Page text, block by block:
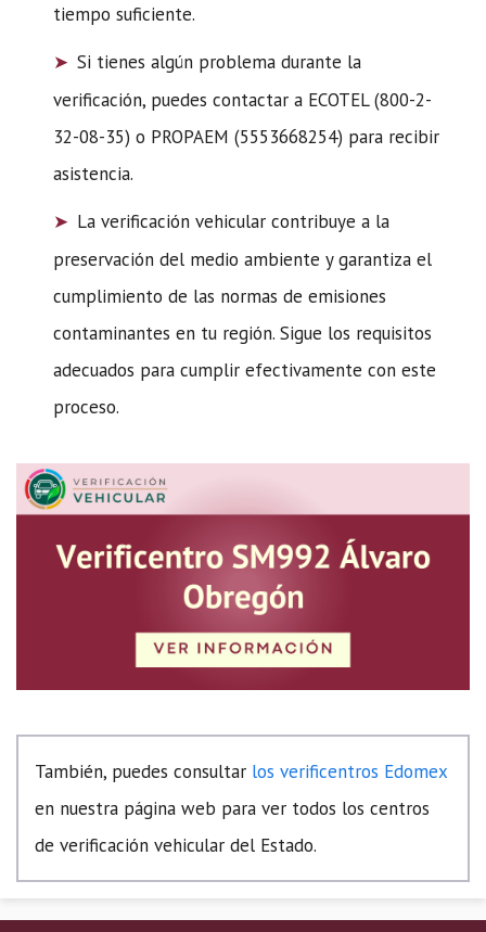
tiempo suficiente.
Si tienes algún problema durante la
verificación, puedes contactar a ECOTEL (800-2-
32-08-35) o PROPAEM (5553668254) para recibir
asistencia.
La verificación vehicular contribuye a la
preservación del medio ambiente y garantiza el
cumplimiento de las normas de emisiones
contaminantes en tu región. Sigue los requisitos
adecuados para cumplir efectivamente con este
proceso.
También, puedes consultar los verificentros Edomex
en nuestra página web para ver todos los centros
de verificación vehicular del Estado.